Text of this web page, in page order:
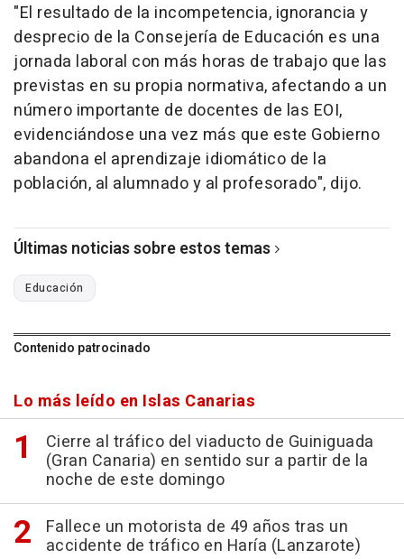
"El resultado de la incompetencia, ignorancia y
desprecio de la Consejería de Educación es una
jornada laboral con más horas de trabajo que las
previstas en su propia normativa, afectando a un
número importante de docentes de las EOI,
evidenciándose una vez más que este Gobierno
abandona el aprendizaje idiomático de la
población, al alumnado y al profesorado", dijo.
Últimas noticias sobre estos temas
Educación
Contenido patrocinado
Lo más leído en Islas Canarias
Cierre al tráfico del viaducto de Guiniguada
(Gran Canaria) en sentido sur a partir de la
noche de este domingo
Fallece un motorista de 49 años tras un
accidente de tráfico en Haría (Lanzarote)